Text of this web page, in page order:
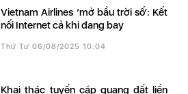
Vietnam Airlines ‘mở bầu trời số’: Kết
nối Internet cả khi đang bay
Thứ Tư 06/08/2025 10:04
Khai thác tuyến cáp quang đất liền